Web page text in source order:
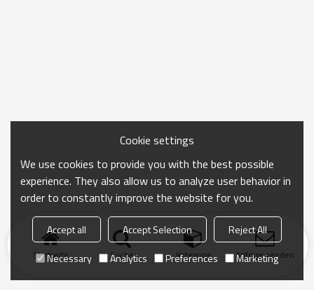
Startseite Suche Kategorie Anfrage senden
Cookie settings
We use cookies to provide you with the best possible
experience. They also allow us to analyze user behavior in
order to constantly improve the website for you.
Accept all Accept Selection
Reject All
Necessary
Analytics Preferences Marketing